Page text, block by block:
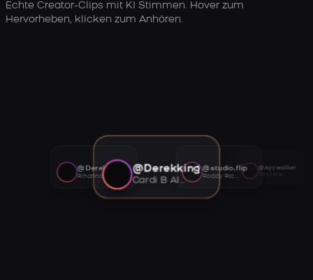
Echte Creator-Clips mit KI Stimmen. Hover zum
Hervorheben, klicken zum Anhören.
@Derekking
Cardi B AI voice
@studio.flip
Roddy Ricch AI voice
@Ayywalker
@Derekking
Rihanna AI voice